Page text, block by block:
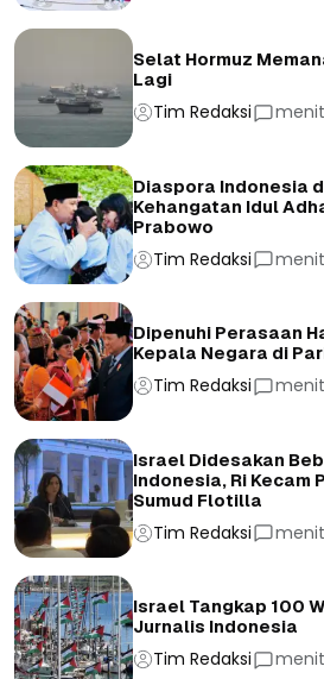
Selat Hormuz
Lagi
Tim Redaksi menit
Diaspora Indonesia
Kehangatan Idul
Prabowo
Tim Redaksi menit
Dipenuhi Perasaan
Kepala Negara di
Tim Redaksi menit
Israel Didesakan
Indonesia, Ri Kecam
Sumud Flotilla
Tim Redaksi menit
Israel Tangkap 100
Jurnalis Indonesia
Tim Redaksi menit